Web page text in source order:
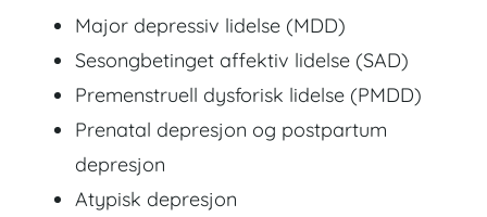
Major depressiv lidelse (MDD)
Sesongbetinget affektiv lidelse (SAD)
Premenstruell dysforisk lidelse (PMDD)
Prenatal depresjon og postpartum
depresjon
Atypisk depresjon